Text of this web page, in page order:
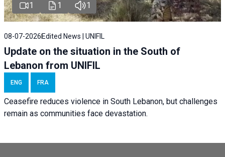
1 1 1
08-07-2026 Edited News | UNIFIL
Update on the situation in the South of
Lebanon from UNIFIL
ENG FRA
Ceasefire reduces violence in South Lebanon, but challenges
remain as communities face devastation.